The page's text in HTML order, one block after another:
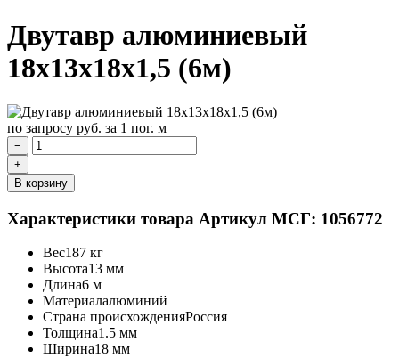
Двутавр алюминиевый
18х13х18х1,5 (6м)
по запросу руб. за 1 пог. м
−
+
В корзину
Характеристики товара Артикул МСГ: 1056772
Вес187 кг
Высота13 мм
Длина6 м
Материалалюминий
Страна происхожденияРоссия
Толщина1.5 мм
Ширина18 мм